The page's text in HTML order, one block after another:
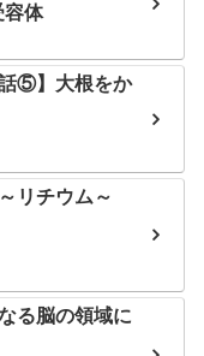
容体
話⑤】大根をか
リチウム～
る脳の領域に